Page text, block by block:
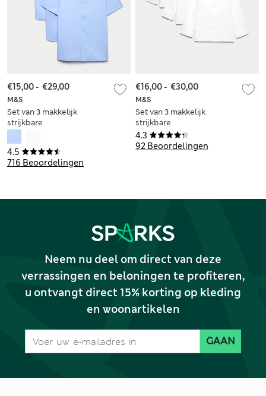
4.5
716 Beoordelingen
M&S
Set van 3 makkelijk
strijkbare
met slanke pasvorm
voor jongens (2-16
jaar)
€15,00- €29,00
4.3
92 Beoordelingen
M&S
Set van 3 makkelijk
strijkbare
schooloverhemden
met grote pasvorm
€16,00- €30,00
Neem nu deel om direct van deze
verrassingen en beloningen te profiteren,
u ontvangt direct 15% korting op kleding
en woonartikelen
GAAN